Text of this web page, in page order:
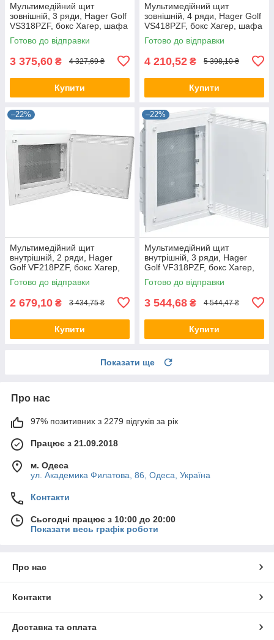
Мультимедійний щит
зовнішній, 3 ряди, Hager Golf
VS318PZF, бокс Хагер, шафа
розподільна мультимедія
Готово до відправки
3 375,60 ₴ 4 327,69 ₴
Купити
Мультимедійний щит
зовнішній, 4 ряди, Hager Golf
VS418PZF, бокс Хагер, шафа
розподільна мультимедія
Готово до відправки
4 210,52 ₴ 5 398,10 ₴
Купити
–22%
Мультимедійний щит
внутрішній, 2 ряди, Hager
Golf VF218PZF, бокс Хагер,
шафа мультимедія (Smart
Rozetka)
Готово до відправки
2 679,10 ₴ 3 434,75 ₴
Купити
–22%
Мультимедійний щит
внутрішній, 3 ряди, Hager
Golf VF318PZF, бокс Хагер,
шафа мультимедія (Smart
Rozetka)
Готово до відправки
3 544,68 ₴ 4 544,47 ₴
Купити
Показати ще
Про нас
97% позитивних з 2279 відгуків за рік
Працює з 21.09.2018
м. Одеса
ул. Академика Филатова, 86, Одеса, Україна
Контакти
Сьогодні працює з 10:00 до 20:00
Показати весь графік роботи
Про нас
Контакти
Доставка та оплата